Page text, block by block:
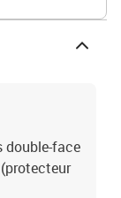
double-face